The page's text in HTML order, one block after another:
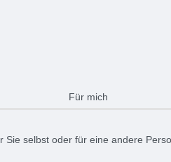
Für mich
Sie selbst oder für eine andere